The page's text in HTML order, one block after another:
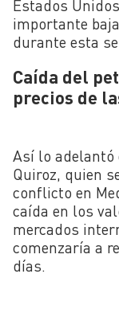
Estados
importante
durante esta
Caída del
precios de
Así lo adelantó
Quiroz, quien
conflicto en
caída en los
mercados
comenzaría a
días.